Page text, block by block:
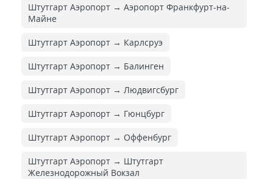
Штутгарт Аэропорт → Аэропорт Франкфурт-на-
Майне
Штутгарт Аэропорт → Карлсруэ
Штутгарт Аэропорт → Балинген
Штутгарт Аэропорт → Людвигсбург
Штутгарт Аэропорт → Гюнцбург
Штутгарт Аэропорт → Оффенбург
Штутгарт Аэропорт → Штутгарт
Железнодорожный Вокзал